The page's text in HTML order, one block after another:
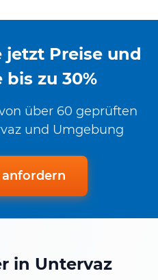
jetzt Preise und
bis zu 30%
über 60 geprüften
und Umgebung
in Untervaz